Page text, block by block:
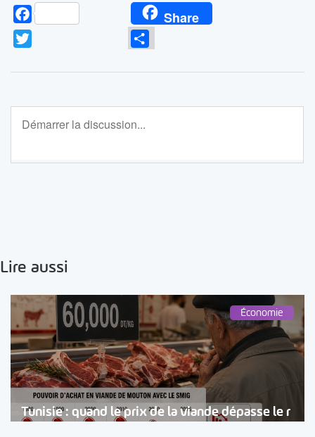
Facebook Share
Partager
Lire aussi
Économie
Tunisie : quand le prix de la viande dépasse le r